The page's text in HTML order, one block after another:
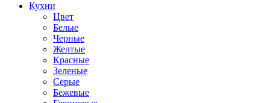
Кухни
Цвет
Белые
Черные
Желтые
Красные
Зеленые
Серые
Бежевые